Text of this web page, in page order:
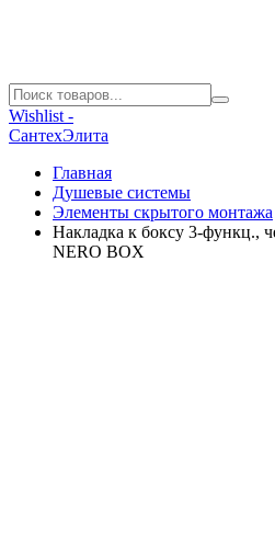
Wishlist -
СантехЭлита
Главная
Душевые системы
Элементы скрытого монтажа
Накладка к боксу 3-функц.,
NERO BOX